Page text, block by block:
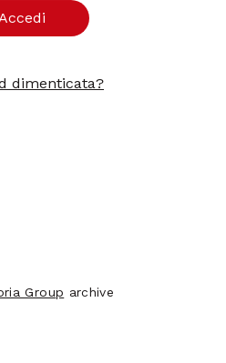
Accedi
dimenticata?
Group archive